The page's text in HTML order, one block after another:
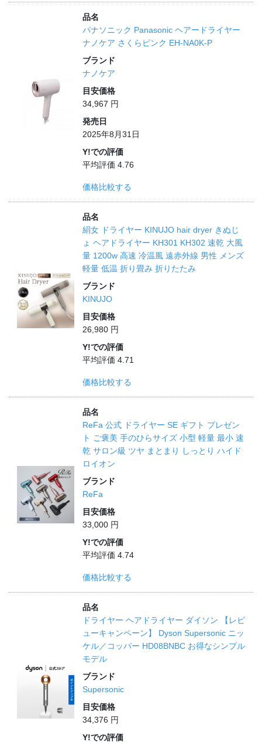
品名
パナソニック Panasonic ヘアードライヤー
ナノケア さくらピンク EH-NA0K-P
ブランド
ナノケア
目安価格
34,967 円
発売日
2025年8月31日
Y!での評価
平均評価 4.76
価格比較する
品名
絹女 ドライヤー KINUJO hair dryer きぬじ
ょ ヘアドライヤー KH301 KH302 速乾 大風
量 1200w 高速 冷温風 遠赤外線 男性 メンズ
軽量 低温 折り畳み 折りたたみ
ブランド
KINUJO
目安価格
26,980 円
Y!での評価
平均評価 4.71
価格比較する
品名
ReFa 公式 ドライヤー SE ギフト プレゼン
ト ご褒美 手のひらサイズ 小型 軽量 最小 速
乾 サロン級 ツヤ まとまり しっとり ハイド
ロイオン
ブランド
ReFa
目安価格
33,000 円
Y!での評価
平均評価 4.74
価格比較する
品名
ドライヤー ヘアドライヤー ダイソン 【レビ
ューキャンペーン】 Dyson Supersonic ニッ
ケル／コッパー HD08BNBC お得なシンプル
モデル
ブランド
Supersonic
目安価格
34,376 円
Y!での評価